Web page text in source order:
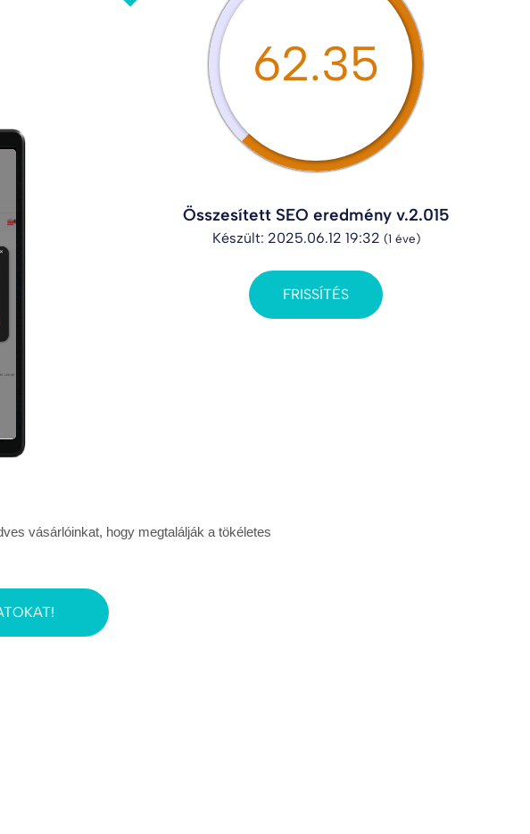
62.35
Összesített SEO eredmény v.2.015
Készült: 2025.06.12 19:32 (1 éve)
FRISSÍTÉS
vásárlóinkat, hogy megtalálják a tökéletes